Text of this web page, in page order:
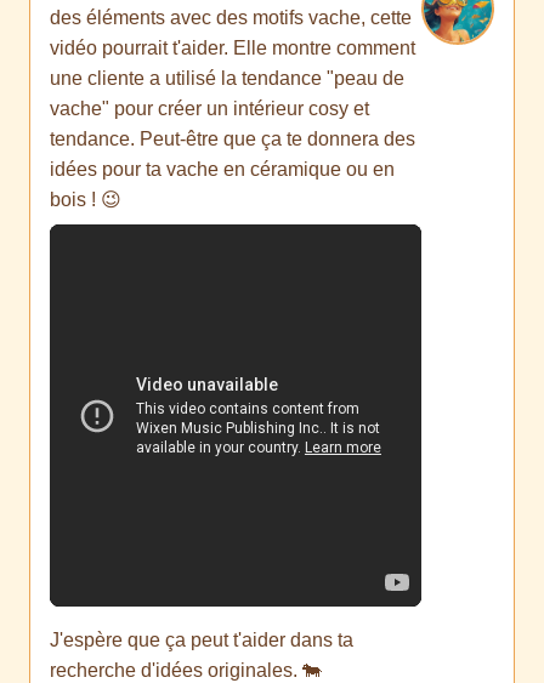
des éléments avec des motifs vache, cette
vidéo pourrait t'aider. Elle montre comment
une cliente a utilisé la tendance "peau de
vache" pour créer un intérieur cosy et
tendance. Peut-être que ça te donnera des
idées pour ta vache en céramique ou en
bois ! 😉
J'espère que ça peut t'aider dans ta
recherche d'idées originales. 🐄